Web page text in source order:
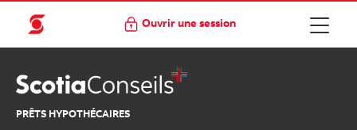
Ouvrir une session
PRÊTS HYPOTHÉCAIRES